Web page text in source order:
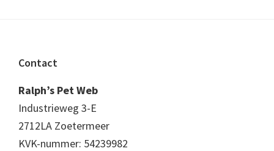
Footer
Contact
Ralph’s Pet Web
Industrieweg 3-E
2712LA Zoetermeer
KVK-nummer: 54239982